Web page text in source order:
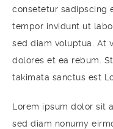
consetetur sadipscing
tempor invidunt ut
sed diam voluptua. At
dolores et ea rebum.
takimata sanctus est
Lorem ipsum dolor sit
sed diam nonumy